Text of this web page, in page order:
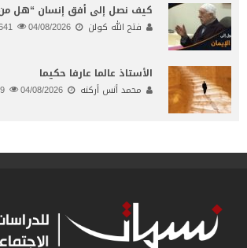
كيف نصل إلى أفق إنسان “هل
فتح الله كولن 04/08/2026
الأستاذ عالما عارفا حكيما
محمد أنس أركنه 04/08/2026